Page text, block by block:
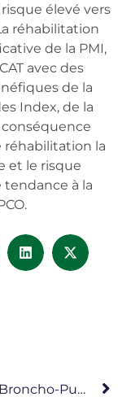
élevé vers
réhabilitation
de la PMI,
avec des
de la
Index, de la
conséquence
réhabilitation la
et le risque
à la
Cancer Broncho-Pulmonaire – Toux